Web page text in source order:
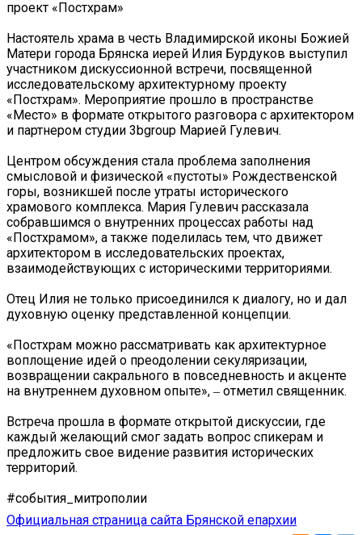
проект «Постхрам»
Настоятель храма в честь Владимирской иконы Божией
Матери города Брянска иерей Илия Бурдуков выступил
участником дискуссионной встречи, посвященной
исследовательскому архитектурному проекту
«Постхрам». Мероприятие прошло в пространстве
«Место» в формате открытого разговора с архитектором
и партнером студии 3bgroup Марией Гулевич.
Центром обсуждения стала проблема заполнения
смысловой и физической «пустоты» Рождественской
горы, возникшей после утраты исторического
храмового комплекса. Мария Гулевич рассказала
собравшимся о внутренних процессах работы над
«Постхрамом», а также поделилась тем, что движет
архитектором в исследовательских проектах,
взаимодействующих с историческими территориями.
Отец Илия не только присоединился к диалогу, но и дал
духовную оценку представленной концепции.
«Постхрам можно рассматривать как архитектурное
воплощение идей о преодолении секуляризации,
возвращении сакрального в повседневность и акценте
на внутреннем духовном опыте», ‒ отметил священник.
Встреча прошла в формате открытой дискуссии, где
каждый желающий смог задать вопрос спикерам и
предложить свое видение развития исторических
территорий.
#события_митрополии
Официальная страница сайта Брянской епархии